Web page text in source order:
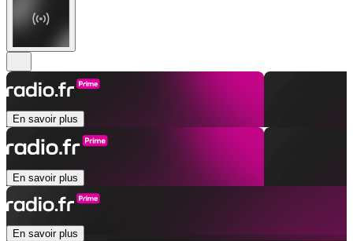
En savoir plus
En savoir plus
En savoir plus